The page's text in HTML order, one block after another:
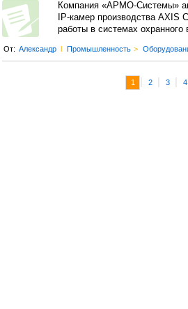
Компания «АРМО-Системы»
IP-камер производства AXIS
работы в системах
От: Александр l Промышленность >
1 2 3 4